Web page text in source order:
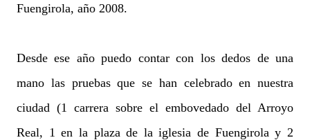
Fuengirola, año 2008.
Desde ese año puedo contar con los dedos de una
mano las pruebas que se han celebrado en nuestra
ciudad (1 carrera sobre el embovedado del Arroyo
Real, 1 en la plaza de la iglesia de Fuengirola y 2